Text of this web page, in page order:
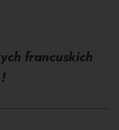
francuskich